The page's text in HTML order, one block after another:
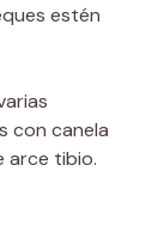
estén
con canela
arce tibio.